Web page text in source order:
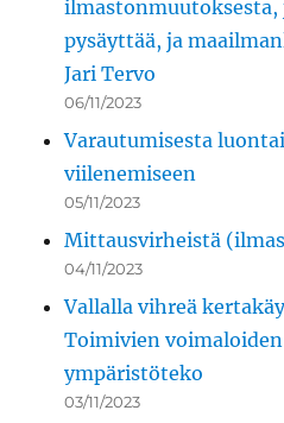
ilmastonmuutoksesta,
pysäyttää, ja
Jari Tervo
06/11/2023
Varautumisesta
viilenemiseen
05/11/2023
Mittausvirheistä
04/11/2023
Vallalla vihreä
Toimivien
ympäristöteko
03/11/2023